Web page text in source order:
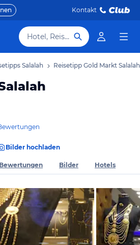
Kontakt
Hotel, Reiseziel
Salalah Reisetipp Gold Markt Salalah
Bilder hochladen
Bewertungen Bilder Hotels